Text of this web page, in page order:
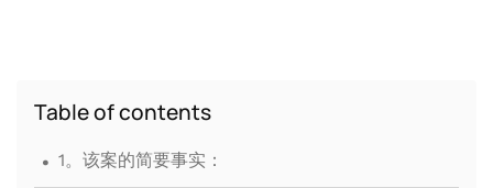
Table of contents
. 1。该案的简要事实：